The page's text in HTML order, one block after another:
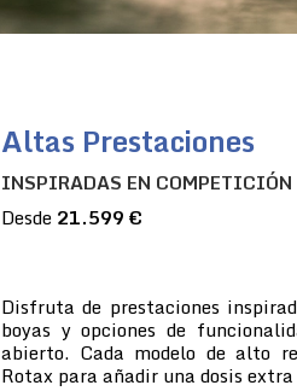
Altas Prestaciones
INSPIRADAS EN COMPETICIÓN
Desde 21.599 €
Disfruta de prestaciones
boyas y opciones de
abierto. Cada modelo de alto
Rotax para añadir una dosis